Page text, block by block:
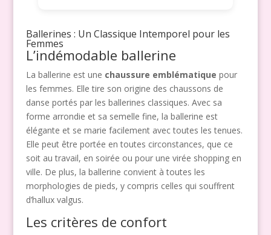
Ballerines : Un Classique Intemporel pour les
Femmes
L’indémodable ballerine
La ballerine est une chaussure emblématique pour
les femmes. Elle tire son origine des chaussons de
danse portés par les ballerines classiques. Avec sa
forme arrondie et sa semelle fine, la ballerine est
élégante et se marie facilement avec toutes les tenues.
Elle peut être portée en toutes circonstances, que ce
soit au travail, en soirée ou pour une virée shopping en
ville. De plus, la ballerine convient à toutes les
morphologies de pieds, y compris celles qui souffrent
d’hallux valgus.
Les critères de confort